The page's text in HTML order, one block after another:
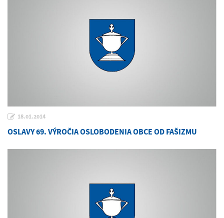
18.01.2014
OSLAVY 69. VÝROČIA OSLOBODENIA OBCE OD FAŠIZMU